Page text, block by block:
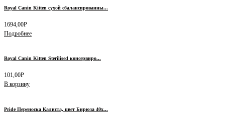
Royal Canin Kitten сухой сбалансированны...
1694,00Р
Подробнее
Royal Canin Kitten Sterilised консервиро...
101,00Р
В корзину
Pride Переноска Калиста, цвет Бирюза 40х...